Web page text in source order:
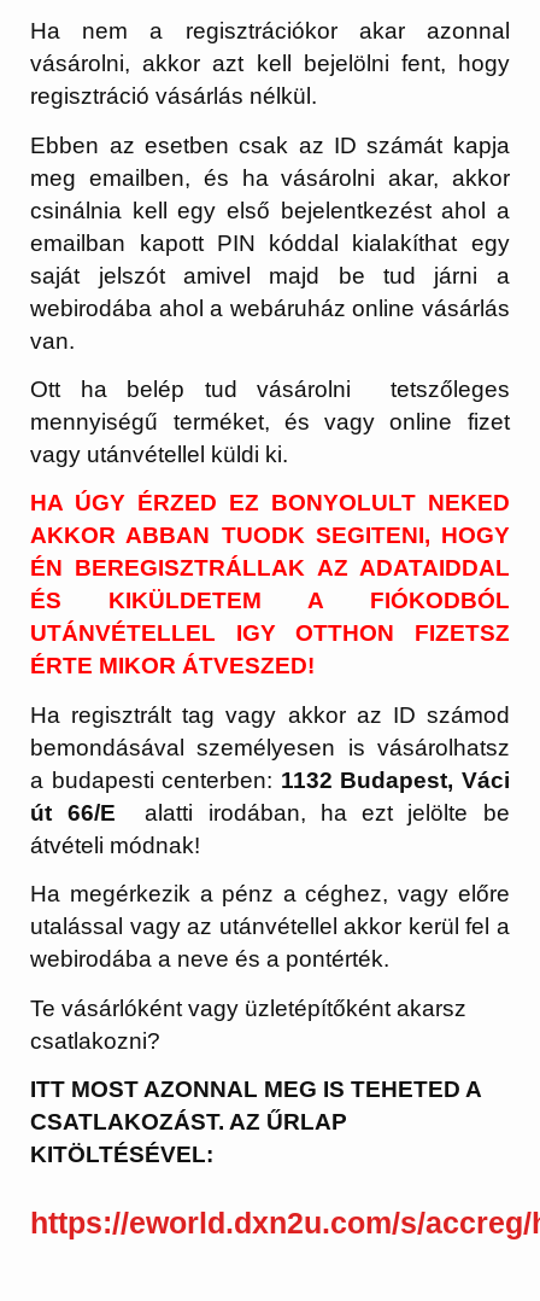
Ha nem a regisztrációkor akar azonnal
vásárolni, akkor azt kell bejelölni fent, hogy
regisztráció vásárlás nélkül.
Ebben az esetben csak az ID számát kapja
meg emailben, és ha vásárolni akar, akkor
csinálnia kell egy első bejelentkezést ahol a
emailban kapott PIN kóddal kialakíthat egy
saját jelszót amivel majd be tud járni a
webirodába ahol a webáruház online vásárlás
van.
Ott ha belép tud vásárolni tetszőleges
mennyiségű terméket, és vagy online fizet
vagy utánvétellel küldi ki.
HA ÚGY ÉRZED EZ BONYOLULT NEKED
AKKOR ABBAN TUODK SEGITENI, HOGY
ÉN BEREGISZTRÁLLAK AZ ADATAIDDAL
ÉS KIKÜLDETEM A FIÓKODBÓL
UTÁNVÉTELLEL IGY OTTHON FIZETSZ
ÉRTE MIKOR ÁTVESZED!
Ha regisztrált tag vagy akkor az ID számod
bemondásával személyesen is vásárolhatsz
a budapesti centerben: 1132 Budapest, Váci
út 66/E alatti irodában, ha ezt jelölte be
átvételi módnak!
Ha megérkezik a pénz a céghez, vagy előre
utalással vagy az utánvétellel akkor kerül fel a
webirodába a neve és a pontérték.
Te vásárlóként vagy üzletépítőként akarsz
csatlakozni?
ITT MOST AZONNAL MEG IS TEHETED A
CSATLAKOZÁST. AZ ŰRLAP
KITÖLTÉSÉVEL:
https://eworld.dxn2u.com/s/accreg/